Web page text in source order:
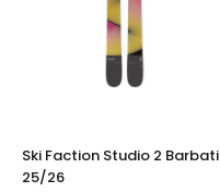
Ski Faction Studio 2 Barbati
25/26